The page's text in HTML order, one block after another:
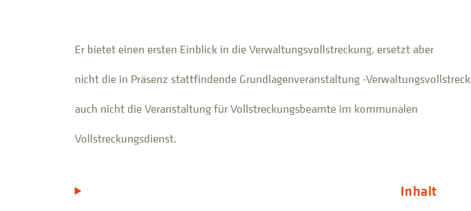
Er bietet einen ersten Einblick in die Verwaltungsvollstreckung, ersetzt aber
nicht die in Präsenz stattfindende Grundlagenveranstaltung -
auch nicht die Veranstaltung für Vollstreckungsbeamte im kommunalen
Vollstreckungsdienst.
Inhalt